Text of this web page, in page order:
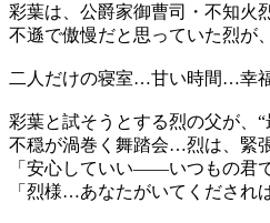
彩葉は、公爵家御曹司・不知火
不遜で傲慢だと思っていた烈が
二人だけの寝室…甘い時間…幸
彩葉と試そうとする烈の父が
不穏が渦巻く舞踏会…烈は、緊
「安心していい――いつもの君
「烈様…あなたがいてくだされ